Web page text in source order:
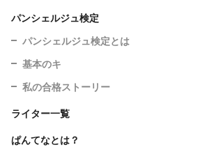
パンシェルジュ検定
パンシェルジュ検定とは
基本のキ
私の合格ストーリー
ライター一覧
ぱんてなとは？